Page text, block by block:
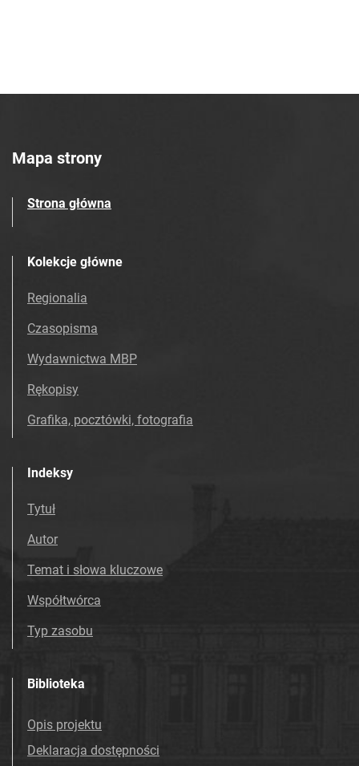
Mapa strony
Strona główna
Kolekcje główne
Regionalia
Czasopisma
Wydawnictwa MBP
Rękopisy
Grafika, pocztówki, fotografia
Indeksy
Tytuł
Autor
Temat i słowa kluczowe
Współtwórca
Typ zasobu
Biblioteka
Opis projektu
Deklaracja dostępności